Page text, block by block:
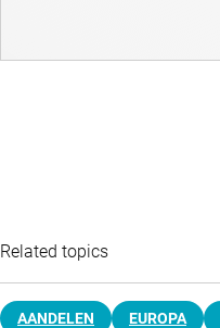
Related topics
AANDELEN EUROPA